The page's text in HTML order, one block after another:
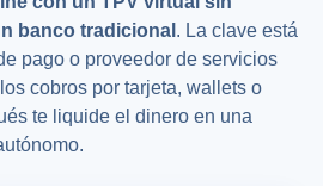
banco tradicional . La clave está
pago o proveedor de servicios
cobros por tarjeta, wallets o
te liquide el dinero en una